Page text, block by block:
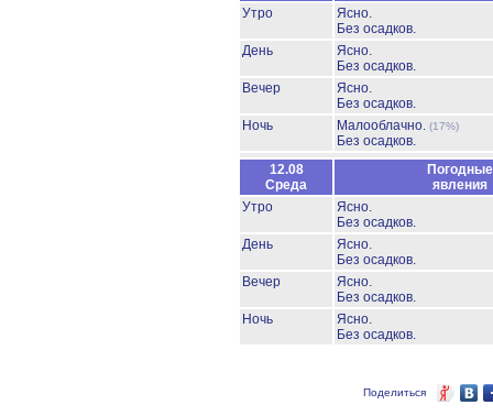
Утро
Ясно.
Без осадков.
День
Ясно.
Без осадков.
Вечер
Ясно.
Без осадков.
Ночь
Малооблачно. (17%)
Без осадков.
12.08
Среда
Погодные
явления
Утро
Ясно.
Без осадков.
День
Ясно.
Без осадков.
Вечер
Ясно.
Без осадков.
Ночь
Ясно.
Без осадков.
Поделиться